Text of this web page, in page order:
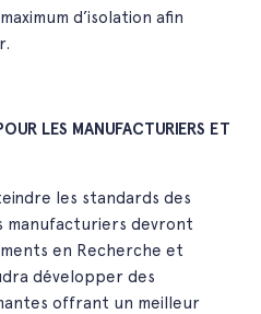
d’isolation afin
LES MANUFACTURIERS ET
les standards des
manufacturiers devront
en Recherche et
développer des
offrant un meilleur